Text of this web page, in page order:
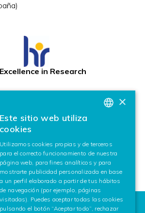
in Research
los derechos reservados.
ENGLISH
×
Este sitio web utiliza
cookies
Utilizamos cookies propias y de terceros
para el correcto funcionamiento de nuestra
página web, para fines analíticos y para
mostrarte publicidad personalizada en base
a un perfil elaborado a partir de tus hábitos
de navegación (por ejemplo, páginas
visitadas). Puedes aceptar todas las cookies
pulsando el botón “Aceptar todo”, rechazar